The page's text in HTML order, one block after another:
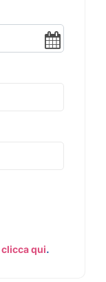
clicca qui.